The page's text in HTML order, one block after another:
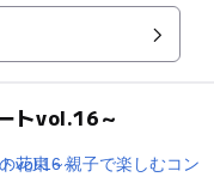
セス...
トvol.16～